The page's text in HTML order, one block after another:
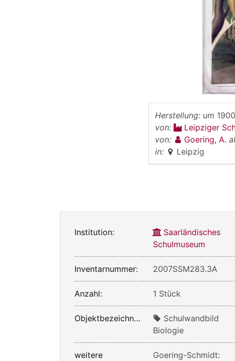
Herstellung: um 1900
von:
Leipziger
von:
Goering, A.
in:
Leipzig
Institution:
Saarländisches
Schulmuseum
Inventarnummer: 2007SSM283.3A
Anzahl: 1 Stück
Objektbezeichnung:
Schulwandbild
Biologie
weitere
Goering-Schmidt: